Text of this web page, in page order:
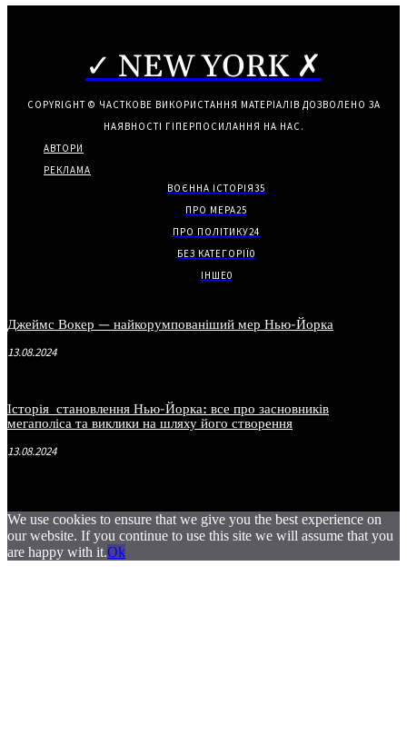
✓ NEW YORK ✗
COPYRIGHT © ЧАСТКОВЕ ВИКОРИСТАННЯ МАТЕРІАЛІВ ДОЗВОЛЕНО ЗА
НАЯВНОСТІ ГІПЕРПОСИЛАННЯ НА НАС.
АВТОРИ
РЕКЛАМА
ВОЄННА ІСТОРІЯ35
ПРО МЕРА25
ПРО ПОЛІТИКУ24
БЕЗ КАТЕГОРІЇ0
ІНШЕ0
Джеймс Вокер — найкорумпованіший мер Нью-Йорка
13.08.2024
Історія становлення Нью-Йорка: все про засновників
мегаполіса та виклики на шляху його створення
13.08.2024
We use cookies to ensure that we give you the best experience on
our website. If you continue to use this site we will assume that you
are happy with it.Ok